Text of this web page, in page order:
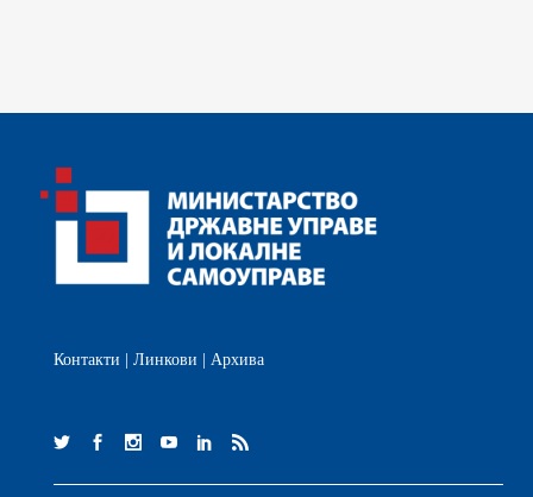
Контакти Линкови Архива